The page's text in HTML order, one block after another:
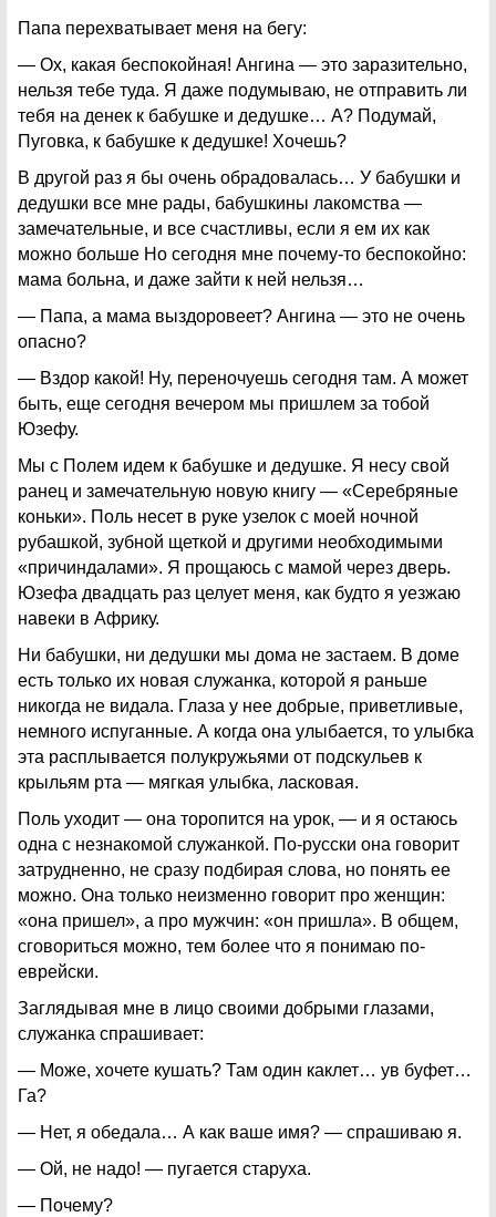
Папа перехватывает меня на бегу:
— Ох, какая беспокойная! Ангина — это заразительно,
нельзя тебе туда. Я даже подумываю, не отправить ли
тебя на денек к бабушке и дедушке… А? Подумай,
Пуговка, к бабушке к дедушке! Хочешь?
В другой раз я бы очень обрадовалась… У бабушки и
дедушки все мне рады, бабушкины лакомства —
замечательные, и все счастливы, если я ем их как
можно больше Но сегодня мне почему-то беспокойно:
мама больна, и даже зайти к ней нельзя…
— Папа, а мама выздоровеет? Ангина — это не очень
опасно?
— Вздор какой! Ну, переночуешь сегодня там. А может
быть, еще сегодня вечером мы пришлем за тобой
Юзефу.
Мы с Полем идем к бабушке и дедушке. Я несу свой
ранец и замечательную новую книгу — «Серебряные
коньки». Поль несет в руке узелок с моей ночной
рубашкой, зубной щеткой и другими необходимыми
«причиндалами». Я прощаюсь с мамой через дверь.
Юзефа двадцать раз целует меня, как будто я уезжаю
навеки в Африку.
Ни бабушки, ни дедушки мы дома не застаем. В доме
есть только их новая служанка, которой я раньше
никогда не видала. Глаза у нее добрые, приветливые,
немного испуганные. А когда она улыбается, то улыбка
эта расплывается полукружьями от подскульев к
крыльям рта — мягкая улыбка, ласковая.
Поль уходит — она торопится на урок, — и я остаюсь
одна с незнакомой служанкой. По-русски она говорит
затрудненно, не сразу подбирая слова, но понять ее
можно. Она только неизменно говорит про женщин:
«она пришел», а про мужчин: «он пришла». В общем,
сговориться можно, тем более что я понимаю по-
еврейски.
Заглядывая мне в лицо своими добрыми глазами,
служанка спрашивает:
— Може, хочете кушать? Там один каклет… ув буфет…
Га?
— Нет, я обедала… А как ваше имя? — спрашиваю я.
— Ой, не надо! — пугается старуха.
— Почему?